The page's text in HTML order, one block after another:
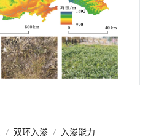
/ 双环入渗 / 入渗能力